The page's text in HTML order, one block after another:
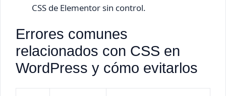
CSS de Elementor sin control.
Errores comunes
relacionados con CSS en
WordPress y cómo evitarlos